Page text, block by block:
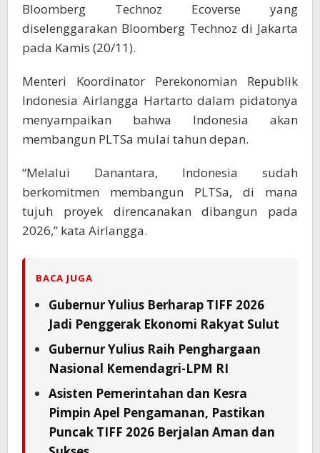
Bloomberg Technoz Ecoverse yang
diselenggarakan Bloomberg Technoz di Jakarta
pada Kamis (20/11).
Menteri Koordinator Perekonomian Republik
Indonesia Airlangga Hartarto dalam pidatonya
menyampaikan bahwa Indonesia akan
membangun PLTSa mulai tahun depan.
“Melalui Danantara, Indonesia sudah
berkomitmen membangun PLTSa, di mana
tujuh proyek direncanakan dibangun pada
2026,” kata Airlangga.
BACA JUGA
Gubernur Yulius Berharap TIFF 2026
Jadi Penggerak Ekonomi Rakyat Sulut
Gubernur Yulius Raih Penghargaan
Nasional Kemendagri-LPM RI
Asisten Pemerintahan dan Kesra
Pimpin Apel Pengamanan, Pastikan
Puncak TIFF 2026 Berjalan Aman dan